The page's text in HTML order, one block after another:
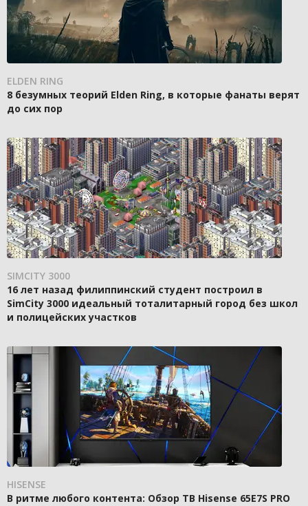
ELDEN RING
8 безумных теорий Elden Ring, в которые фанаты верят
до сих пор
SIMCITY 3000
16 лет назад филиппинский студент построил в
SimCity 3000 идеальный тоталитарный город без школ
и полицейских участков
HISENSE
В ритме любого контента: Обзор ТВ Hisense 65E7S PRO